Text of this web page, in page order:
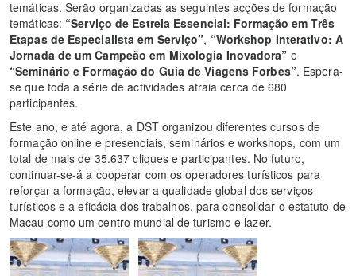
temáticas. Serão organizadas as seguintes acções de formação
temáticas: “Serviço de Estrela Essencial: Formação em Três
Etapas de Especialista em Serviço”, “Workshop Interativo: A
Jornada de um Campeão em Mixologia Inovadora” e
“Seminário e Formação do Guia de Viagens Forbes”. Espera-
se que toda a série de actividades atraia cerca de 680
participantes.
Este ano, e até agora, a DST organizou diferentes cursos de
formação online e presenciais, seminários e workshops, com um
total de mais de 35.637 cliques e participantes. No futuro,
continuar-se-á a cooperar com os operadores turísticos para
reforçar a formação, elevar a qualidade global dos serviços
turísticos e a eficácia dos trabalhos, para consolidar o estatuto de
Macau como um centro mundial de turismo e lazer.